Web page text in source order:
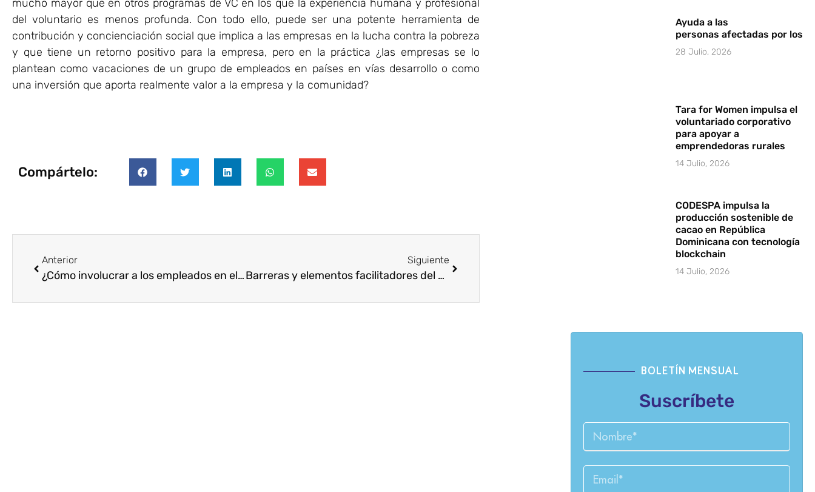
mucho mayor que en otros programas de VC en los que la experiencia humana y profesional
del voluntario es menos profunda. Con todo ello, puede ser una potente herramienta de
contribución y concienciación social que implica a las empresas en la lucha contra la pobreza
y que tiene un retorno positivo para la empresa, pero en la práctica ¿las empresas se lo
plantean como vacaciones de un grupo de empleados en países en vías desarrollo o como
una inversión que aporta realmente valor a la empresa y la comunidad?
Compártelo:
Anterior
¿Cómo involucrar a los empleados en el Voluntariado Corporativo?
Siguiente
Barreras y elementos facilitadores del Voluntariado Corporativo
Ayuda a las
personas afectadas por los
28 Julio, 2026
Tara for Women impulsa el
voluntariado corporativo
para apoyar a
emprendedoras rurales
14 Julio, 2026
CODESPA impulsa la
producción sostenible de
cacao en República
Dominicana con tecnología
blockchain
14 Julio, 2026
BOLETÍN MENSUAL
Suscríbete